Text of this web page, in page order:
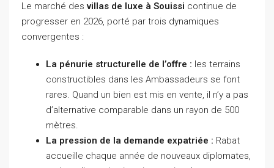
Le marché desvillas de luxe à Souissi continue de
progresser en 2026, porté par trois dynamiques
convergentes :
La pénurie structurelle de l’offre : les terrains
constructibles dans les Ambassadeurs se font
rares. Quand un bien est mis en vente, il n’y a pas
d’alternative comparable dans un rayon de 500
mètres.
La pression de la demande expatriée : Rabat
accueille chaque année de nouveaux diplomates,